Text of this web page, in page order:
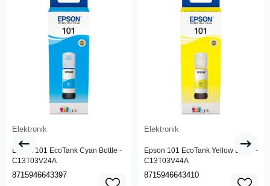
Elektronik
Epson 101 EcoTank Cyan Bottle -
C13T03V24A
8715946643397
Elektronik
Epson 101 EcoTank Yellow Bottle -
C13T03V44A
8715946643410